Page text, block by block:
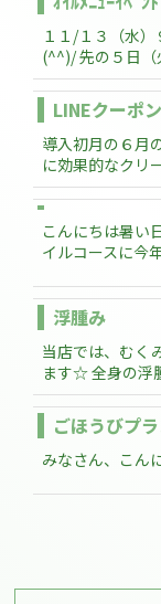
１１/１３（水
(^^)/ 先の５日（
LINEクーポ
導入初月の６月
に効果的なクリ
こんにちは暑い
イルコースに今
浮腫み
当店では、むく
ます☆ 全身の浮
ごほうびプ
みなさん、こん